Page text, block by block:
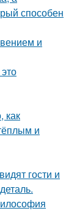
способен
и
как
и
гости и